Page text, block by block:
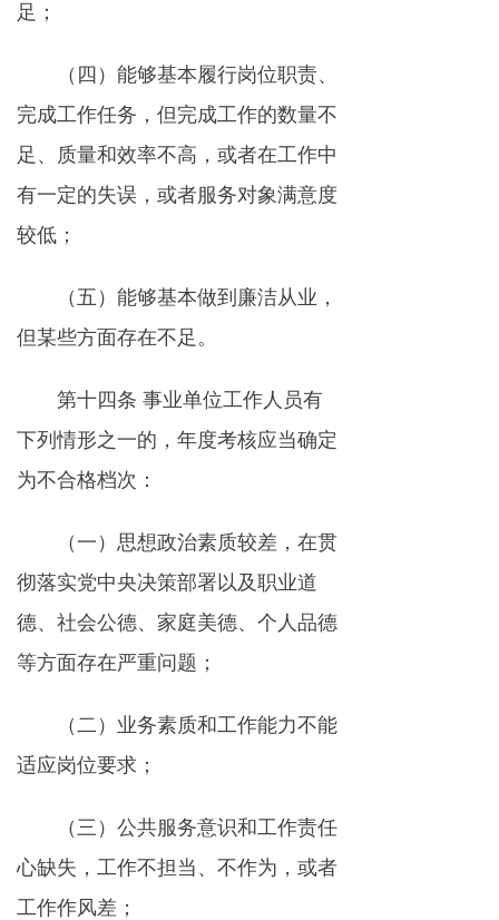
足；
（四）能够基本履行岗位职责、
完成工作任务，但完成工作的数量不
足、质量和效率不高，或者在工作中
有一定的失误，或者服务对象满意度
较低；
（五）能够基本做到廉洁从业，
但某些方面存在不足。
第十四条 事业单位工作人员有
下列情形之一的，年度考核应当确定
为不合格档次：
（一）思想政治素质较差，在贯
彻落实党中央决策部署以及职业道
德、社会公德、家庭美德、个人品德
等方面存在严重问题；
（二）业务素质和工作能力不能
适应岗位要求；
（三）公共服务意识和工作责任
心缺失，工作不担当、不作为，或者
工作作风差；